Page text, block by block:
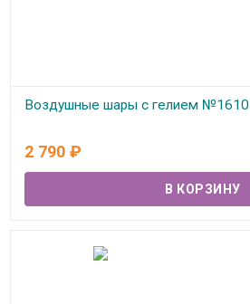
Воздушные шары с гелием №1610
2 790 ₽